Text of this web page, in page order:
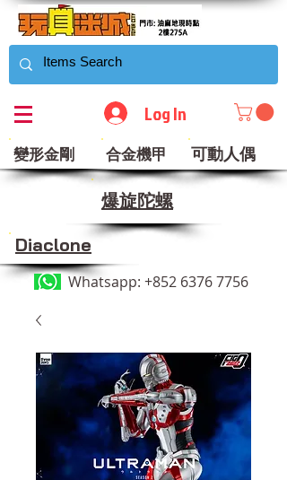
Log In
變形金剛 合金機甲 可動人偶
​爆旋陀螺
Diaclone
Whatsapp: +852 6376 7756